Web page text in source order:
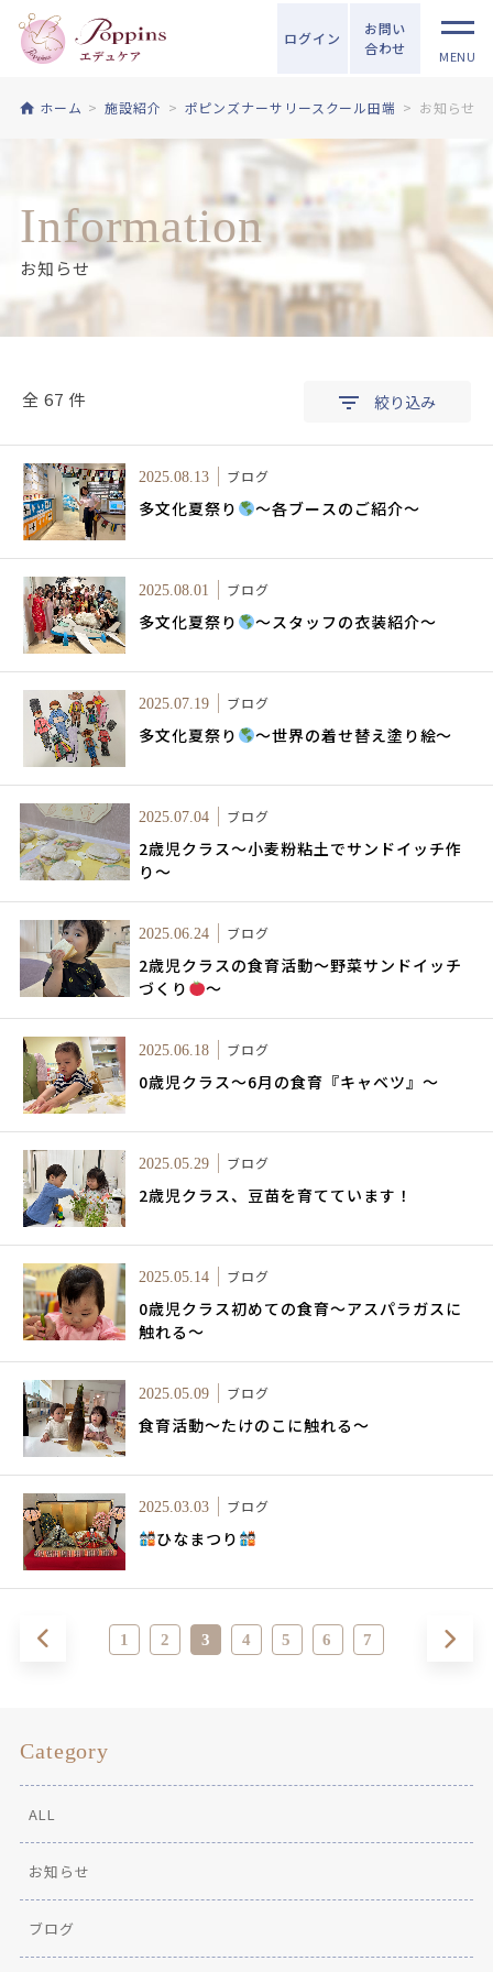
ログイン
お問い
合わせ
MENU
ホーム 施設紹介 ポピンズナーサリースクール田端 お知らせ
Information
お知らせ
全 67 件 絞り込み
2025.08.13 ブログ
多文化夏祭り ～各ブースのご紹介～
2025.08.01 ブログ
多文化夏祭り ～スタッフの衣装紹介～
2025.07.19 ブログ
多文化夏祭り ～世界の着せ替え塗り絵～
2025.07.04 ブログ
2歳児クラス～小麦粉粘土でサンドイッチ作
り～
2025.06.24 ブログ
2歳児クラスの食育活動～野菜サンドイッチ
づくり
～
2025.06.18 ブログ
0歳児クラス～6月の食育『キャベツ』～
2025.05.29 ブログ
2歳児クラス、豆苗を育てています！
2025.05.14 ブログ
0歳児クラス初めての食育～アスパラガスに
触れる～
2025.05.09 ブログ
食育活動～たけのこに触れる～
2025.03.03 ブログ
ひなまつり
1 2 3 4 5 6 7
Category
ALL
お知らせ
ブログ